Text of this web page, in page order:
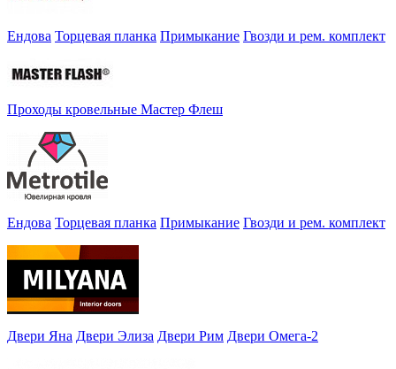
Ендова Торцевая планка Примыкание Гвозди и рем. комплект
Проходы кровельные Мастер Флеш
Ендова Торцевая планка Примыкание Гвозди и рем. комплект
Двери Яна Двери Элиза Двери Рим Двери Омега-2